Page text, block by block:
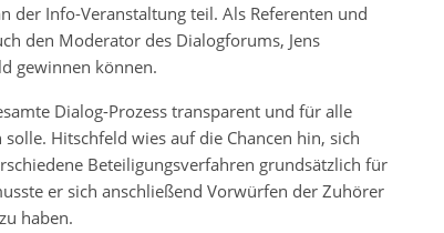
der Info-Veranstaltung teil. Als Referenten und
den Moderator des Dialogforums, Jens
gewinnen können.
Dialog-Prozess transparent und für alle
Hitschfeld wies auf die Chancen hin, sich
Beteiligungsverfahren grundsätzlich für
er sich anschließend Vorwürfen der Zuhörer
haben.